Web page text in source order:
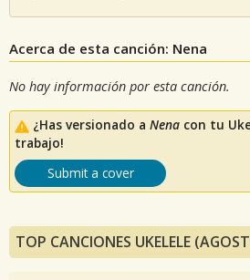
Acerca de esta canción: Nena
No hay información por esta canción.
¿Has versionado a Nena con tu
trabajo!
Submit a cover
TOP CANCIONES UKELELE